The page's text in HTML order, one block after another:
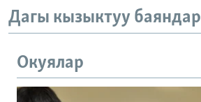
Дагы кызыктуу баяндар
Окуялар